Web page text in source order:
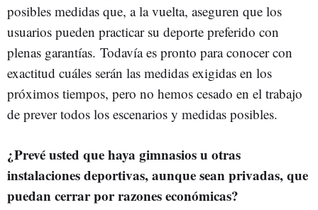
posibles medidas que, a la vuelta, aseguren que los
usuarios pueden practicar su deporte preferido con
plenas garantías. Todavía es pronto para conocer con
exactitud cuáles serán las medidas exigidas en los
próximos tiempos, pero no hemos cesado en el trabajo
de prever todos los escenarios y medidas posibles.
¿Prevé usted que haya gimnasios u otras
instalaciones deportivas, aunque sean privadas, que
puedan cerrar por razones económicas?